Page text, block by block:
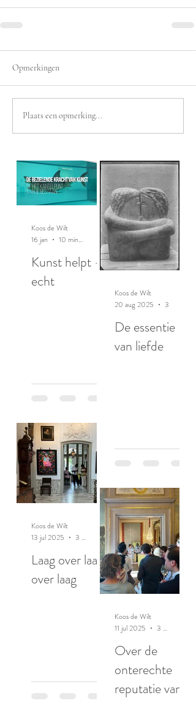
Opmerkingen
Plaats een opmerking...
Kunst helpt -
echt
Koos de Wilt
16 jan
10 minuten om te lezen
De essentie
van liefde
Koos de Wilt
20 aug 2025
Laag over laag
over laag
Koos de Wilt
13 jul 2025
3 minuten om te lezen
Over de
onterechte
reputatie van
Koos de Wilt
11 jul 2025
3 minuten om te lezen